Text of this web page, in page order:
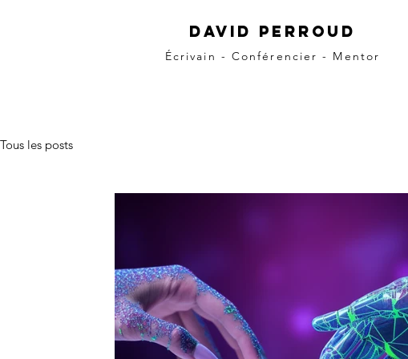
David Perroud
Écrivain - Conférencier - Mentor
Tous les posts